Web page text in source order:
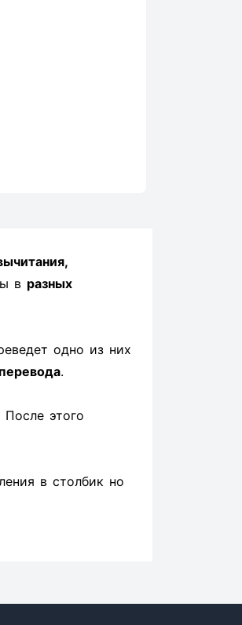
в разных
одно из них
.
этого
в столбик но